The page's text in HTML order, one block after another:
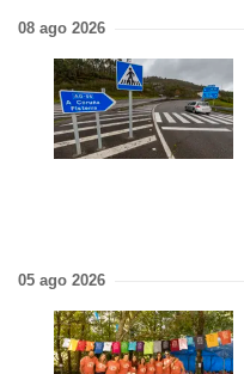
08 ago 2026
05 ago 2026